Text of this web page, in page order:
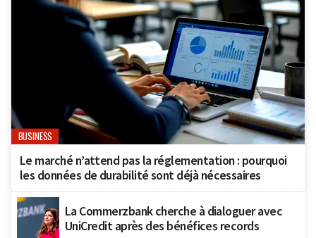
BUSINESS
Le marché n’attend pas la réglementation : pourquoi
les données de durabilité sont déjà nécessaires
La Commerzbank cherche à dialoguer avec
UniCredit après des bénéfices records